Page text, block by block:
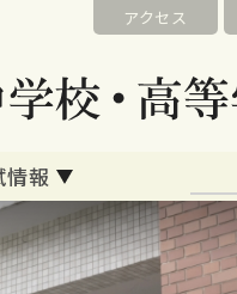
アクセス
情報